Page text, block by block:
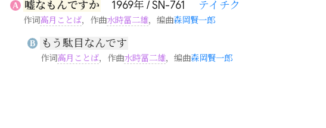
A 嘘なもんですか 1969年 / SN-761 テイチク
作词高月ことば，作曲水時冨二雄，编曲森岡賢一郎
B もう駄目なんです
作词高月ことば，作曲水時冨二雄，编曲森岡賢一郎